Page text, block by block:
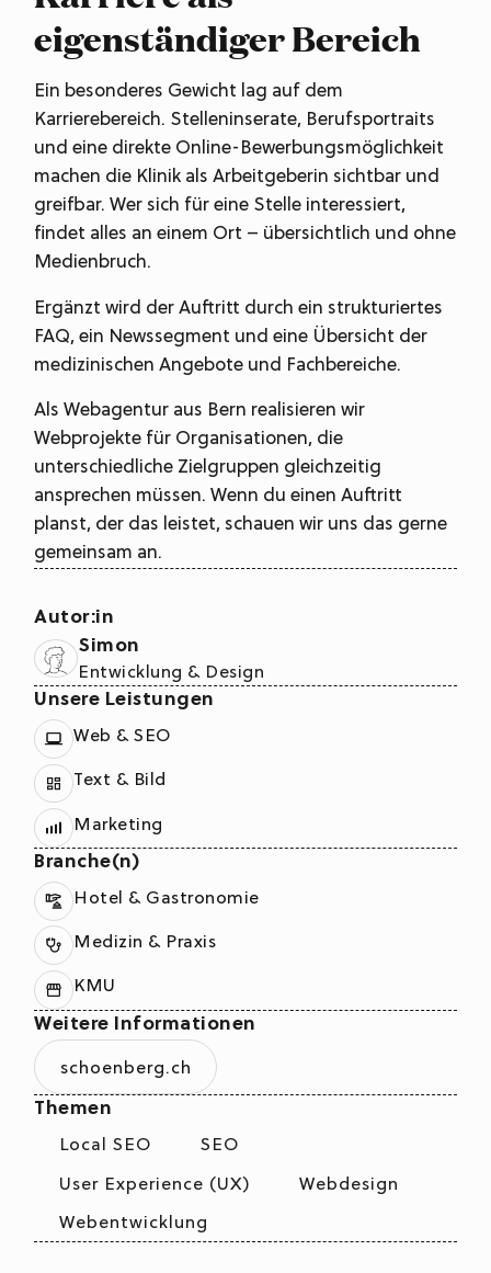
eigenständiger Bereich
Ein besonderes Gewicht lag auf dem
Karrierebereich. Stelleninserate, Berufsportraits
und eine direkte Online-Bewerbungsmöglichkeit
machen die Klinik als Arbeitgeberin sichtbar und
greifbar. Wer sich für eine Stelle interessiert,
findet alles an einem Ort – übersichtlich und ohne
Medienbruch.
Ergänzt wird der Auftritt durch ein strukturiertes
FAQ, ein Newssegment und eine Übersicht der
medizinischen Angebote und Fachbereiche.
Als Webagentur aus Bern realisieren wir
Webprojekte für Organisationen, die
unterschiedliche Zielgruppen gleichzeitig
ansprechen müssen. Wenn du einen Auftritt
planst, der das leistet, schauen wir uns das gerne
gemeinsam an.
Autor:in
Simon
Entwicklung & Design
Unsere Leistungen
Web & SEO
Text & Bild
Marketing
Branche(n)
Hotel & Gastronomie
Medizin & Praxis
KMU
Weitere Informationen
schoenberg.ch
Themen
Local SEO
SEO
User Experience (UX)
Webdesign
Webentwicklung